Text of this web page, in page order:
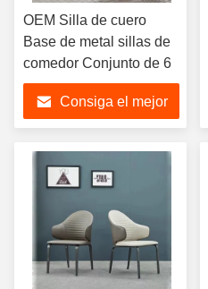
OEM Silla de cuero
Base de metal sillas de
comedor Conjunto de 6
Consiga el mejor